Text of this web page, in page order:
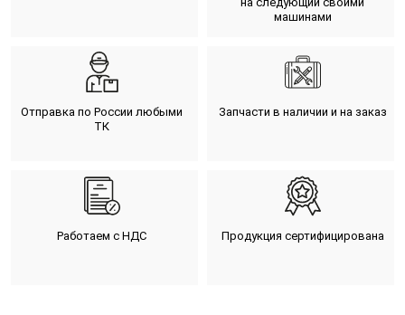
машинами
Отправка по России любыми
ТК
Запчасти в наличии и на заказ
Работаем с НДС Продукция сертифицирована